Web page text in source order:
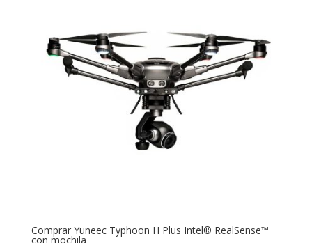
Comprar Yuneec Typhoon H Plus Intel® RealSense™
con mochila